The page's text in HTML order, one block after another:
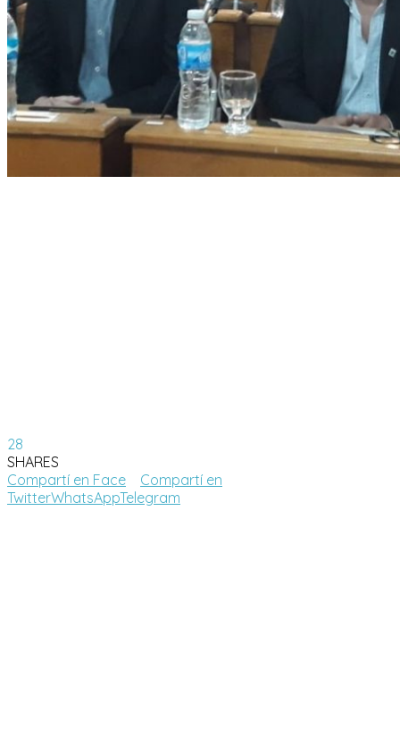
28
SHARES
Compartí en Face
Compartí en
TwitterWhatsAppTelegram